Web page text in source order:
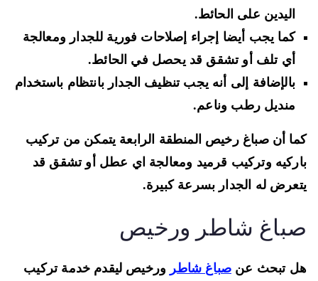
اليدين على الحائط.
كما يجب أيضا إجراء إصلاحات فورية للجدار ومعالجة
أي تلف أو تشقق قد يحصل في الحائط.
بالإضافة إلى أنه يجب تنظيف الجدار بانتظام باستخدام
منديل رطب وناعم.
أن صباغ رخيص المنطقة الرابعة يتمكن من تركيب
وتركيب قرميد ومعالجة اي عطل أو تشقق قد
له الجدار بسرعة كبيرة.
شاطر ورخيص
تبحث عنصباغ شاطرورخيص ليقدم خدمة تركيب